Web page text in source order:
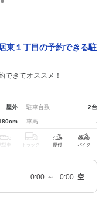
東１丁目の予約できる駐
できてオススメ！
屋外 駐車台数 2台
車高 -
型車 トラック 原付 バイク
0:00 ～ 0:00 空